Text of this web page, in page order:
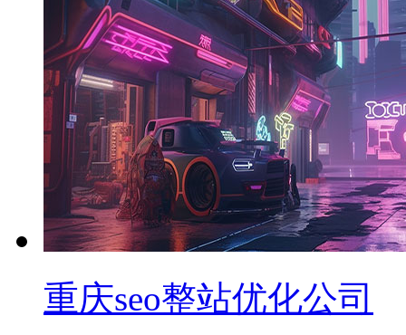
重庆seo整站优化公司